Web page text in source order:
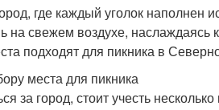
где каждый уголок наполнен
на свежем воздухе, наслаждаясь
подходят для пикника в
места для пикника
за город, стоит учесть